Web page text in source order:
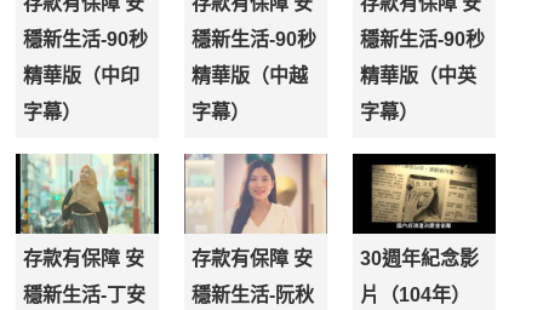
穩新生活-90秒
精華版（中印
字幕）
穩新生活-90秒
精華版（中越
字幕）
穩新生活-90秒
精華版（中英
字幕）
存款有保障 安
穩新生活-丁安
存款有保障 安
穩新生活-阮秋
30週年紀念影
片（104年）